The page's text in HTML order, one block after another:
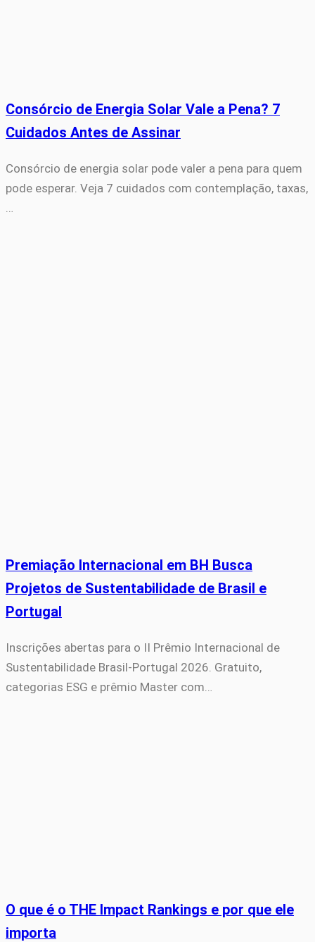
Consórcio de Energia Solar Vale a Pena? 7
Cuidados Antes de Assinar
Consórcio de energia solar pode valer a pena para quem
pode esperar. Veja 7 cuidados com contemplação, taxas,
…
Premiação Internacional em BH Busca
Projetos de Sustentabilidade de Brasil e
Portugal
Inscrições abertas para o II Prêmio Internacional de
Sustentabilidade Brasil-Portugal 2026. Gratuito,
categorias ESG e prêmio Master com…
O que é o THE Impact Rankings e por que ele
importa